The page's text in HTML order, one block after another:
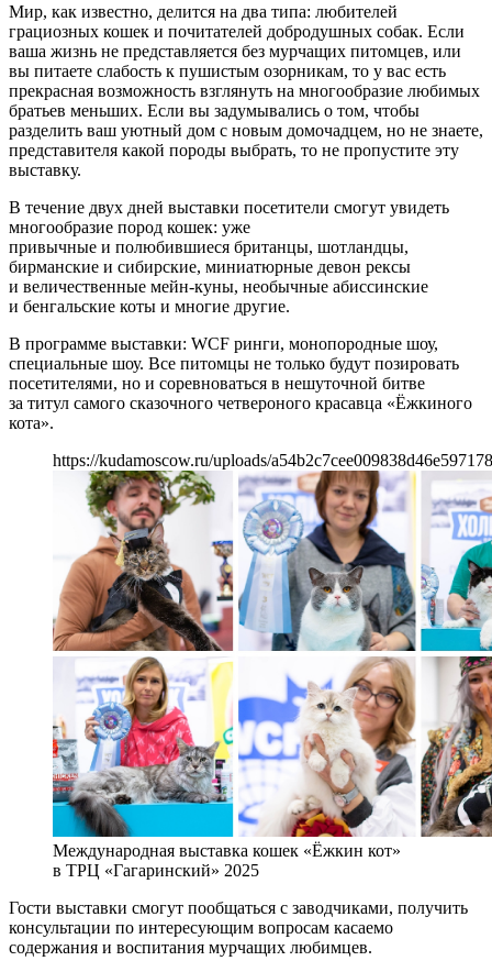
Мир, как известно, делится на два типа: любителей
грациозных кошек и почитателей добродушных собак. Если
ваша жизнь не представляется без мурчащих питомцев, или
вы питаете слабость к пушистым озорникам, то у вас есть
прекрасная возможность взглянуть на многообразие любимых
братьев меньших. Если вы задумывались о том, чтобы
разделить ваш уютный дом с новым домочадцем, но не знаете,
представителя какой породы выбрать, то не пропустите эту
выставку.
В течение двух дней выставки посетители смогут увидеть
многообразие пород кошек: уже
привычные и полюбившиеся британцы, шотландцы,
бирманские и сибирские, миниатюрные девон рексы
и величественные мейн-куны, необычные абиссинские
и бенгальские коты и многие другие.
В программе выставки: WCF ринги, монопородные шоу,
специальные шоу. Все питомцы не только будут позировать
посетителями, но и соревноваться в нешуточной битве
за титул самого сказочного четвероного красавца «Ёжкиного
кота».
https://kudamoscow.ru/uploads/
Международная выставка кошек «Ёжкин кот»
в ТРЦ «Гагаринский» 2025
Гости выставки смогут пообщаться с заводчиками, получить
консультации по интересующим вопросам касаемо
содержания и воспитания мурчащих любимцев.